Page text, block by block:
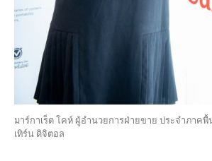
มาร์กาเร็ต โคห์ ผู้อำนวยการฝ่ายขาย ประจำภาคพื้
เทิร์น ดิจิตอล